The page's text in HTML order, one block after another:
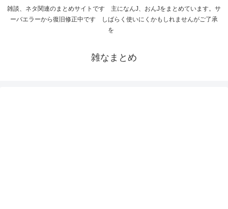
雑談、ネタ関連のまとめサイトです 主になんJ、おんJをまとめています。サ
ーバエラーから復旧修正中です しばらく使いにくかもしれませんがご了承
を
雑なまとめ